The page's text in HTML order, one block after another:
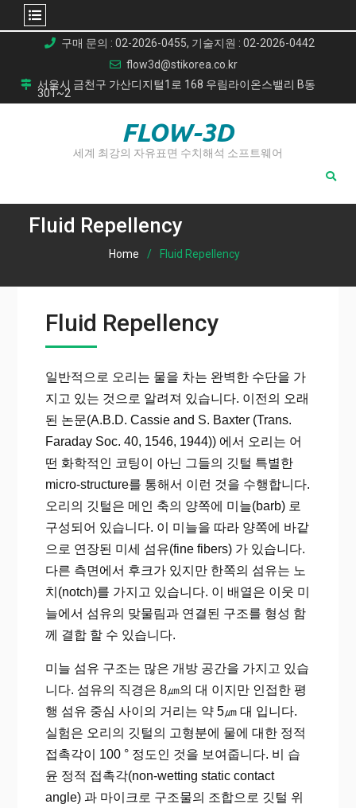
content
구매 문의 : 02-2026-0455, 기술지원 : 02-2026-0442
flow3d@stikorea.co.kr
서울시 금천구 가산디지털1로 168 우림라이온스밸리 B동
301~2
FLOW-3D
세계 최강의 자유표면 수치해석 소프트웨어
Fluid Repellency
Home Fluid Repellency
Fluid Repellency
일반적으로 오리는 물을 차는 완벽한 수단을 가
지고 있는 것으로 알려져 있습니다. 이전의 오래
된 논문(A.B.D. Cassie and S. Baxter (Trans.
Faraday Soc. 40, 1546, 1944)) 에서 오리는 어
떤 화학적인 코팅이 아닌 그들의 깃털 특별한
micro-structure를 통해서 이런 것을 수행합니다.
오리의 깃털은 메인 축의 양쪽에 미늘(barb) 로
구성되어 있습니다. 이 미늘을 따라 양쪽에 바같
으로 연장된 미세 섬유(fine fibers) 가 있습니다.
다른 측면에서 후크가 있지만 한쪽의 섬유는 노
치(notch)를 가지고 있습니다. 이 배열은 이웃 미
늘에서 섬유의 맞물림과 연결된 구조를 형성 함
께 결합 할 수 있습니다.
미늘 섬유 구조는 많은 개방 공간을 가지고 있습
니다. 섬유의 직경은 8㎛의 대 이지만 인접한 평
행 섬유 중심 사이의 거리는 약 5㎛ 대 입니다.
실험은 오리의 깃털의 고형분에 물에 대한 정적
접촉각이 100 ° 정도인 것을 보여줍니다. 비 습
윤 정적 접촉각(non-wetting static contact
angle) 과 마이크로 구조물의 조합으로 깃털 위